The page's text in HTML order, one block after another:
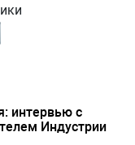
интервью с
Индустрии